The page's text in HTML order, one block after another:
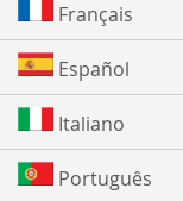
Français
Español
Italiano
Português